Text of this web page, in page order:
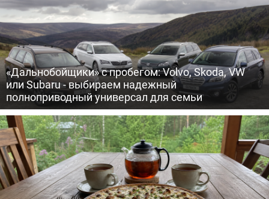
«Дальнобойщики» с пробегом: Volvo, Skoda, VW
или Subaru - выбираем надежный
полноприводный универсал для семьи